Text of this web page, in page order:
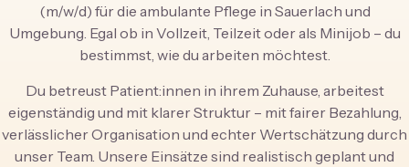
(m/w/d) für die ambulante Pflege in Sauerlach und
Umgebung. Egal ob in Vollzeit, Teilzeit oder als Minijob – du
bestimmst, wie du arbeiten möchtest.
Du betreust Patient:innen in ihrem Zuhause, arbeitest
eigenständig und mit klarer Struktur – mit fairer Bezahlung,
verlässlicher Organisation und echter Wertschätzung durch
unser Team. Unsere Einsätze sind realistisch geplant und